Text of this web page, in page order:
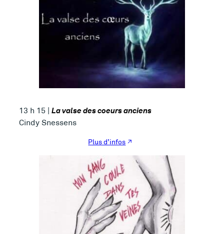
13 h 15 | La valse des coeurs anciens
Cindy Snessens
Plus d’infos